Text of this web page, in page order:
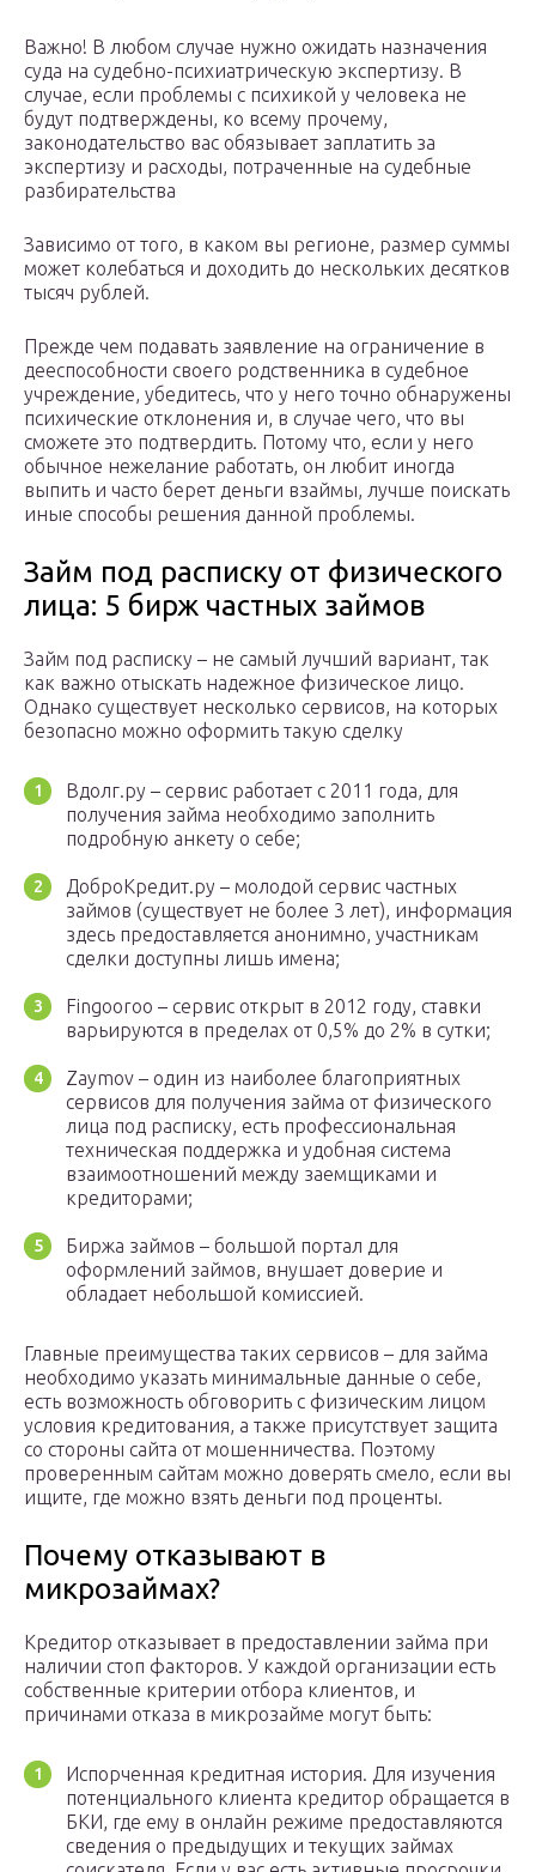
Важно! В любом случае нужно ожидать назначения
суда на судебно-психиатрическую экспертизу. В
случае, если проблемы с психикой у человека не
будут подтверждены, ко всему прочему,
законодательство вас обязывает заплатить за
экспертизу и расходы, потраченные на судебные
разбирательства
Зависимо от того, в каком вы регионе, размер суммы
может колебаться и доходить до нескольких десятков
тысяч рублей.
Прежде чем подавать заявление на ограничение в
дееспособности своего родственника в судебное
учреждение, убедитесь, что у него точно обнаружены
психические отклонения и, в случае чего, что вы
сможете это подтвердить. Потому что, если у него
обычное нежелание работать, он любит иногда
выпить и часто берет деньги взаймы, лучше поискать
иные способы решения данной проблемы.
Займ под расписку от физического
лица: 5 бирж частных займов
Займ под расписку – не самый лучший вариант, так
как важно отыскать надежное физическое лицо.
Однако существует несколько сервисов, на которых
безопасно можно оформить такую сделку
Вдолг.ру – сервис работает с 2011 года, для
получения займа необходимо заполнить
подробную анкету о себе;
ДоброКредит.ру – молодой сервис частных
займов (существует не более 3 лет), информация
здесь предоставляется анонимно, участникам
сделки доступны лишь имена;
Fingooroo – сервис открыт в 2012 году, ставки
варьируются в пределах от 0,5% до 2% в сутки;
Zaymov – один из наиболее благоприятных
сервисов для получения займа от физического
лица под расписку, есть профессиональная
техническая поддержка и удобная система
взаимоотношений между заемщиками и
кредиторами;
Биржа займов – большой портал для
оформлений займов, внушает доверие и
обладает небольшой комиссией.
Главные преимущества таких сервисов – для займа
необходимо указать минимальные данные о себе,
есть возможность обговорить с физическим лицом
условия кредитования, а также присутствует защита
со стороны сайта от мошенничества. Поэтому
проверенным сайтам можно доверять смело, если вы
ищите, где можно взять деньги под проценты.
Почему отказывают в
микрозаймах?
Кредитор отказывает в предоставлении займа при
наличии стоп факторов. У каждой организации есть
собственные критерии отбора клиентов, и
причинами отказа в микрозайме могут быть:
Испорченная кредитная история. Для изучения
потенциального клиента кредитор обращается в
БКИ, где ему в онлайн режиме предоставляются
сведения о предыдущих и текущих займах